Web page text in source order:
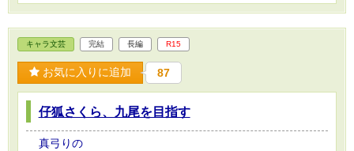
キャラ文芸 完結 長編 R15
お気に入りに追加 87
仔狐さくら、九尾を目指す
真弓りの